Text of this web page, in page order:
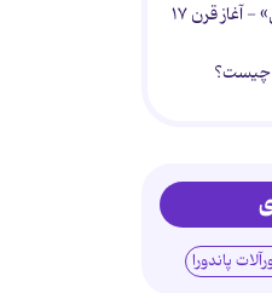
آیین کهن «نوروزبل» - آغاز قرن ۱۷
چیست؟
پاندورا